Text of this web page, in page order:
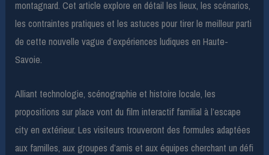
montagnard. Cet article explore en détail les lieux, les scénarios,
les contraintes pratiques et les astuces pour tirer le meilleur parti
de cette nouvelle vague d’expériences ludiques en Haute-
Savoie.
Alliant technologie, scénographie et histoire locale, les
propositions sur place vont du film interactif familial à l’escape
city en extérieur. Les visiteurs trouveront des formules adaptées
aux familles, aux groupes d’amis et aux équipes cherchant un défi